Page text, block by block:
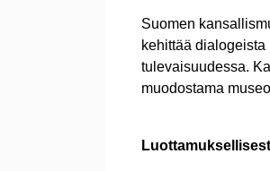
Suomen
kehittää
tulevaisuudessa.
muodostama